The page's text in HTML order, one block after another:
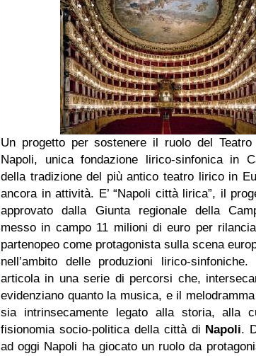
Un progetto per sostenere il ruolo del
Napoli, unica fondazione lirico-sinfonica in
della tradizione del più antico teatro lirico in
ancora in attività. E’ “Napoli città lirica”, il
approvato dalla Giunta regionale della
messo in campo 11 milioni di euro per
partenopeo come protagonista sulla scena
nell’ambito delle produzioni lirico-
articola in una serie di percorsi che,
evidenziano quanto la musica, e il
sia intrinsecamente legato alla storia, alla
fisionomia socio-politica della città di Napoli.
ad oggi Napoli ha giocato un ruolo da